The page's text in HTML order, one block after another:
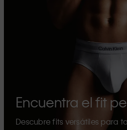
Encuentra el fit
Descubre fits versátiles para